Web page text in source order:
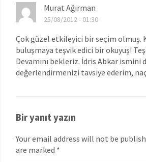
Murat Ağırman
25/08/2012 - 01:30
Çok güzel etkileyici bir seçim olmuş.
buluşmaya teşvik edici bir okuyuş!
Devamını bekleriz. İdris Abkar ismini
değerlendirmenizi tavsiye ederim,
Bir yanıt yazın
Your email address will not be
are marked *